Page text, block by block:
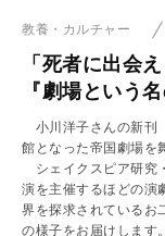
教養・カルチャー
「死者に出会
『劇場という
小川洋子さんの新刊
館となった帝国劇場を
シェイクスピア研究
演を主催するほどの演
界を探求されているお
の様子をお届けします。